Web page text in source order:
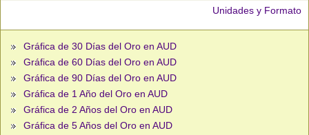
Unidades y Formato
Gráfica de 30 Días del Oro en AUD
Gráfica de 60 Días del Oro en AUD
Gráfica de 90 Días del Oro en AUD
Gráfica de 1 Año del Oro en AUD
Gráfica de 2 Años del Oro en AUD
Gráfica de 5 Años del Oro en AUD